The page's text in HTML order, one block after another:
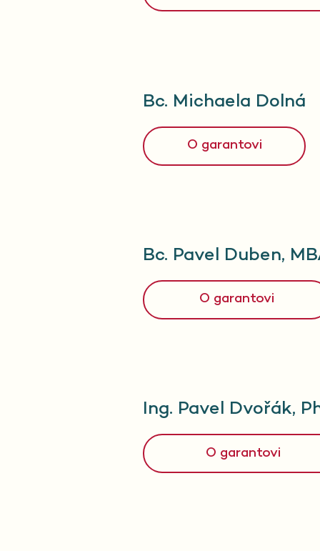
Bc. Michaela Dolná
O garantovi
Bc. Pavel Duben,
O garantovi
Ing. Pavel Dvořák,
O garantovi